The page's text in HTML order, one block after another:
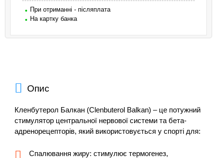
При отриманні - післяплата
На картку банка
Опис
Кленбутерол Балкан (Clenbuterol Balkan) – це потужний
стимулятор центральної нервової системи та бета-
адренорецепторів, який використовується у спорті для:
Спалювання жиру: стимулює термогенез,